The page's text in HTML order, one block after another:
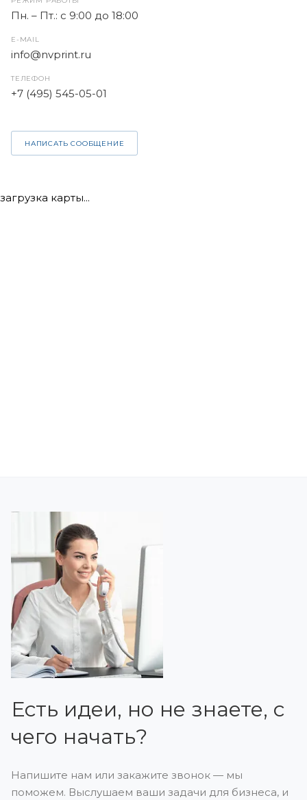
Пн. – Пт.: с 9:00 до 18:00
E-MAIL
info@nvprint.ru
ТЕЛЕФОН
+7 (495) 545-05-01
НАПИСАТЬ СООБЩЕНИЕ
загрузка карты...
Есть идеи, но не знаете, с
чего начать?
Напишите нам или закажите звонок — мы
поможем. Выслушаем ваши задачи для бизнеса, и